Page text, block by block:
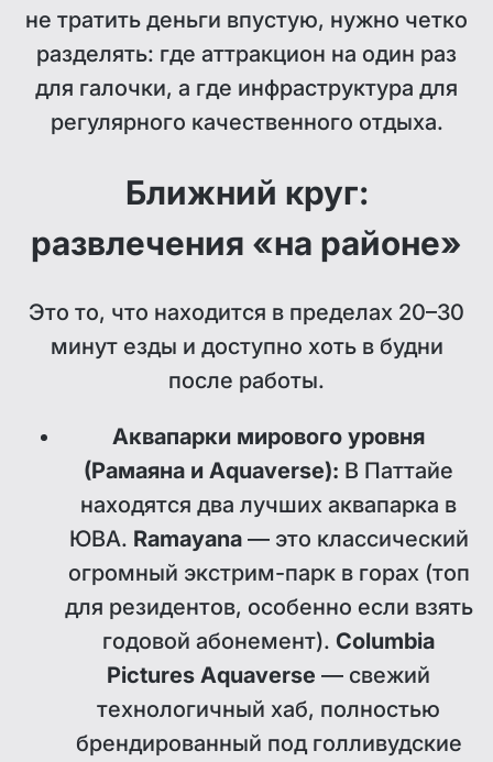
не тратить деньги впустую, нужно четко
разделять: где аттракцион на один раз
для галочки, а где инфраструктура для
регулярного качественного отдыха.
Ближний круг:
развлечения «на районе»
Это то, что находится в пределах 20–30
минут езды и доступно хоть в будни
после работы.
Аквапарки мирового уровня
(Рамаяна и Aquaverse): В Паттайе
находятся два лучших аквапарка в
ЮВА. Ramayana— это классический
огромный экстрим-парк в горах (топ
для резидентов, особенно если взять
годовой абонемент). Columbia
Pictures Aquaverse — свежий
технологичный хаб, полностью
брендированный под голливудские